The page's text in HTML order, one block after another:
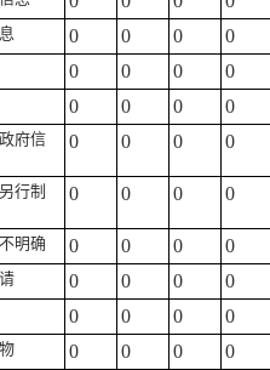
0 0 0 0
0 0 0 0
0 0 0 0
府信
0 0 0 0
行制
0 0 0 0
明确 0 0 0 0
0 0 0 0
0 0 0 0
0 0 0 0